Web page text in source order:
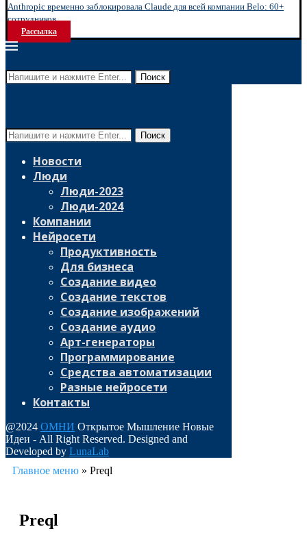
Anthropic временно заблокировала Claude для всей компании Belo: 60+
сотрудников...
Рассылка
Поиск
Поиск
Новости
Люди
Люди-2023
Люди-2024
Компании
Нейросети
Продуктивность
Для бизнеса
Создание видео
Создание текстов
Создание изображений
Создание аудио
Арт-генераторы
Программирование
Средства автоматизации
Разные нейросети
Контакты
@2024 ОМНИ Открытое Мышление Новые
Идеи - All Right Reserved. Designed and
Developed by LunaLab
Главное меню » Preql
Preql